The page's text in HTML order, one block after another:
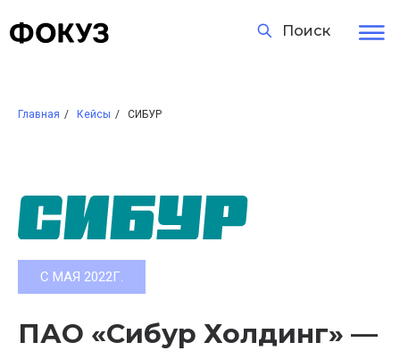
Поиск
Главная / Кейсы / СИБУР
С МАЯ 2022Г.
ПАО «Сибур Холдинг» —
лидер по производству полимеров и каучуков.